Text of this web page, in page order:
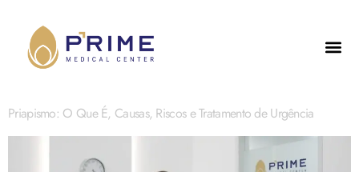
Priapismo: O Que É, Causas, Riscos e Tratamento de Urgência